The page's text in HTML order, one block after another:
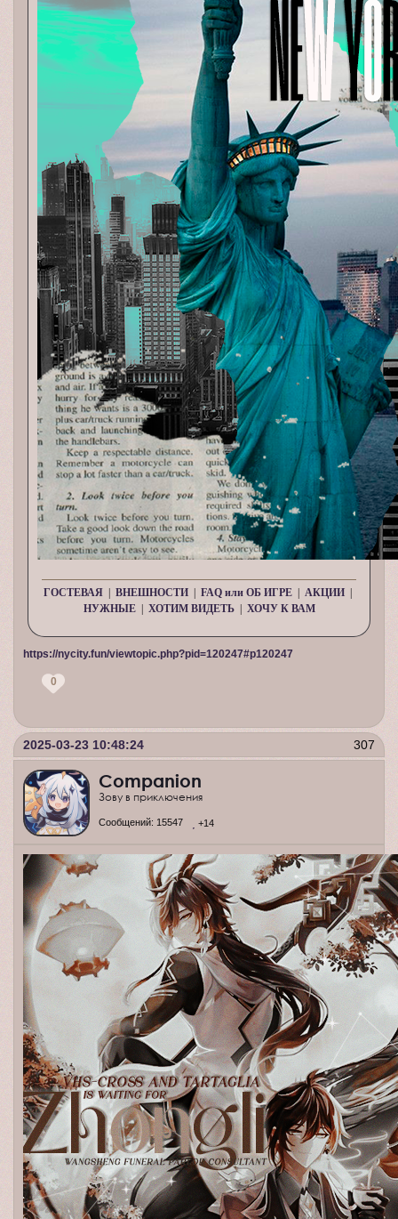
ГОСТЕВАЯ ВНЕШНОСТИ FAQ или ОБ ИГРЕ АКЦИИ
НУЖНЫЕ| ХОТИМ ВИДЕТЬ| ХОЧУ К ВАМ
https://nycity.fun/viewtopic.php?pid=120247#p120247
0
307
2025-03-23 10:48:24
Companion
Зову в приключения
Сообщений: 15547 +14